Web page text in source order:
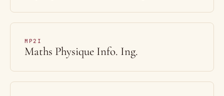
MP2I
Maths Physique Info. Ing.